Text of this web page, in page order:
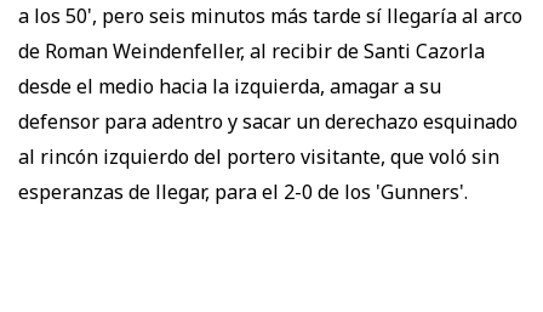
a los 50', pero seis minutos más tarde sí llegaría al arco
de Roman Weindenfeller, al recibir de Santi Cazorla
desde el medio hacia la izquierda, amagar a su
defensor para adentro y sacar un derechazo esquinado
al rincón izquierdo del portero visitante, que voló sin
esperanzas de llegar, para el 2-0 de los 'Gunners'.